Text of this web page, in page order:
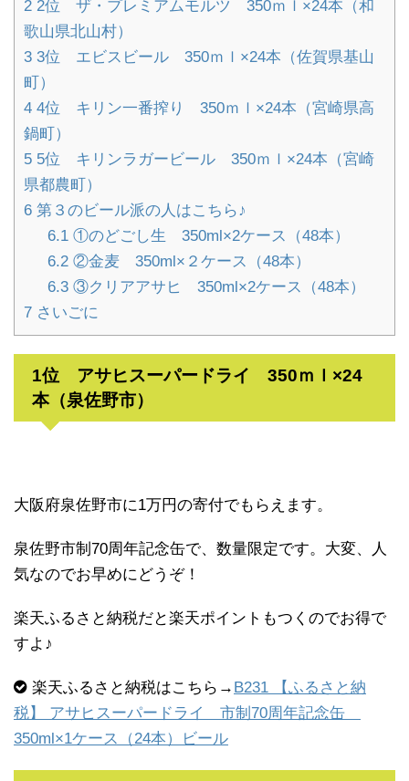
2 2位 ザ・プレミアムモルツ 350ｍｌ×24本（和
歌山県北山村）
3 3位 エビスビール 350ｍｌ×24本（佐賀県基山
町）
4 4位 キリン一番搾り 350ｍｌ×24本（宮崎県高
鍋町）
5 5位 キリンラガービール 350ｍｌ×24本（宮崎
県都農町）
6 第３のビール派の人はこちら♪
6.1①のどごし生 350ml×2ケース（48本）
6.2②金麦 350ml×２ケース（48本）
6.3③クリアアサヒ 350ml×2ケース（48本）
7 さいごに
1位 アサヒスーパードライ 350ｍｌ×24
本（泉佐野市）
大阪府泉佐野市に1万円の寄付でもらえます。
泉佐野市制70周年記念缶で、数量限定です。大変、人
気なのでお早めにどうぞ！
楽天ふるさと納税だと楽天ポイントもつくのでお得で
すよ♪
楽天ふるさと納税はこちら→ B231 【ふるさと納
税】 アサヒスーパードライ 市制70周年記念缶
350ml×1ケース（24本）ビール